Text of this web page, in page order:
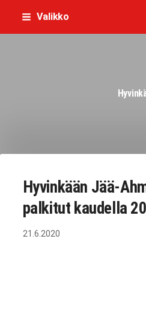
Siirry
Valikko
Hyvinkään Jää-
palkitut kaudella
21.6.2020